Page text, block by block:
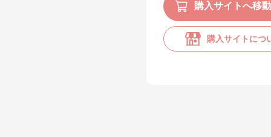
購入サイトへ移動
購入サイトにつ